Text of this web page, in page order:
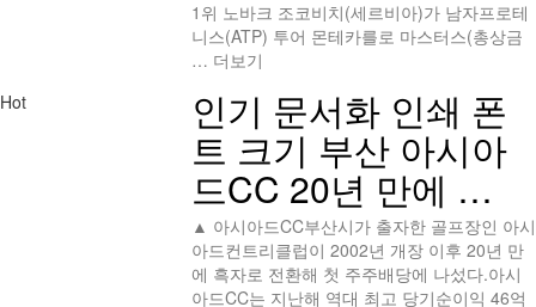
1위 노바크 조코비치(세르비아)가 남자프로테
니스(ATP) 투어 몬테카를로 마스터스(총상금
… 더보기
Hot
인기 문서화 인쇄 폰
트 크기 부산 아시아
드CC 20년 만에 …
▲ 아시아드CC부산시가 출자한 골프장인 아시
아드컨트리클럽이 2002년 개장 이후 20년 만
에 흑자로 전환해 첫 주주배당에 나섰다.아시
아드CC는 지난해 역대 최고 당기순이익 46억